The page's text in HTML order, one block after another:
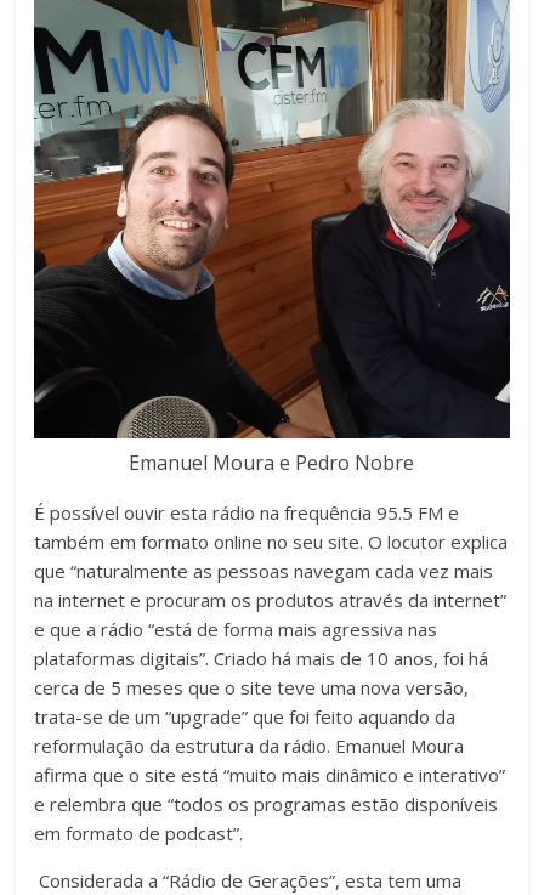
Emanuel Moura e Pedro Nobre
É possível ouvir esta rádio na frequência 95.5 FM e
também em formato online no seu site. O locutor explica
que “naturalmente as pessoas navegam cada vez mais
na internet e procuram os produtos através da internet”
e que a rádio “está de forma mais agressiva nas
plataformas digitais”. Criado há mais de 10 anos, foi há
cerca de 5 meses que o site teve uma nova versão,
trata-se de um “upgrade” que foi feito aquando da
reformulação da estrutura da rádio. Emanuel Moura
afirma que o site está “muito mais dinâmico e interativo”
e relembra que “todos os programas estão disponíveis
em formato de podcast”.
Considerada a “Rádio de Gerações”, esta tem uma